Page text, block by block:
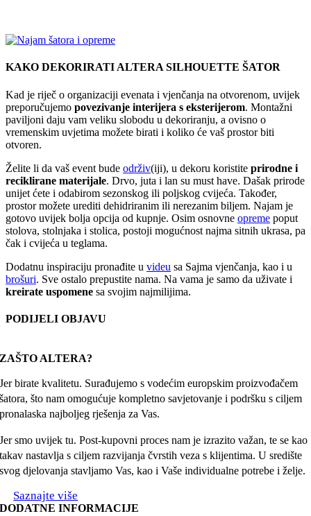
KAKO DEKORIRATI ALTERA SILHOUETTE ŠATOR
Kad je riječ o organizaciji evenata i vjenčanja na otvorenom, uvijek
preporučujemo povezivanje interijera s eksterijerom. Montažni
paviljoni daju vam veliku slobodu u dekoriranju, a ovisno o
vremenskim uvjetima možete birati i koliko će vaš prostor biti
otvoren.
Želite li da vaš event bude održiv(iji), u dekoru koristite prirodne i
reciklirane materijale. Drvo, juta i lan su must have. Dašak prirode
unijet ćete i odabirom sezonskog ili poljskog cvijeća. Također,
prostor možete urediti dehidriranim ili nerezanim biljem. Najam je
gotovo uvijek bolja opcija od kupnje. Osim osnovne opreme poput
stolova, stolnjaka i stolica, postoji mogućnost najma sitnih ukrasa, pa
čak i cvijeća u teglama.
Dodatnu inspiraciju pronađite u videu sa Sajma vjenčanja, kao i u
brošuri. Sve ostalo prepustite nama. Na vama je samo da uživate i
kreirate uspomene sa svojim najmilijima.
PODIJELI OBJAVU
ZAŠTO ALTERA?
Jer birate kvalitetu. Surađujemo s vodećim europskim proizvođačem
šatora, što nam omogućuje kompletno savjetovanje i podršku s ciljem
pronalaska najboljeg rješenja za Vas.
Jer smo uvijek tu. Post-kupovni proces nam je izrazito važan, te se kao
takav nastavlja s ciljem razvijanja čvrstih veza s klijentima. U središte
svog djelovanja stavljamo Vas, kao i Vaše individualne potrebe i želje.
Saznajte više
DODATNE INFORMACIJE